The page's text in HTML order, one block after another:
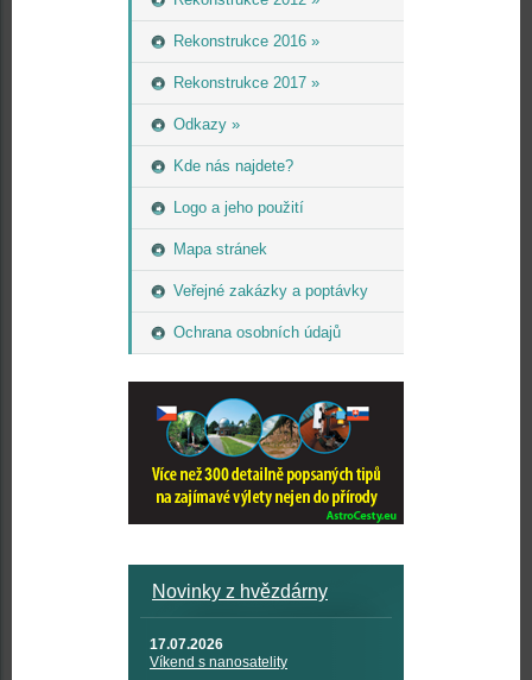
Rekonstrukce 2016 »
Rekonstrukce 2017 »
Odkazy »
Kde nás najdete?
Logo a jeho použití
Mapa stránek
Veřejné zakázky a poptávky
Ochrana osobních údajů
Novinky z hvězdárny
17.07.2026
Víkend s nanosatelity